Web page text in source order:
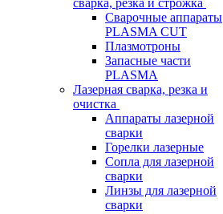
сварка, резка и строжка
Сварочные аппараты
PLASMA CUT
Плазмотроны
Запасные части
PLASMA
Лазерная сварка, резка и
очистка
Аппараты лазерной
сварки
Горелки лазерные
Сопла для лазерной
сварки
Линзы для лазерной
сварки